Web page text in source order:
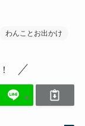
わんことお出かけ